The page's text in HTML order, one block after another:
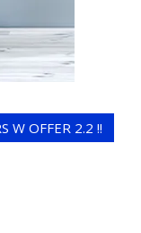
W OFFER 2.2 !!